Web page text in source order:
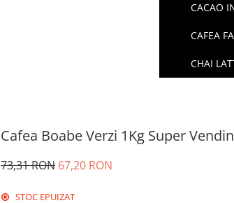
CACAO
CAFEA
CHAI
Cafea Boabe Verzi 1Kg Super
73,31 RON 67,20 RON
STOC EPUIZAT